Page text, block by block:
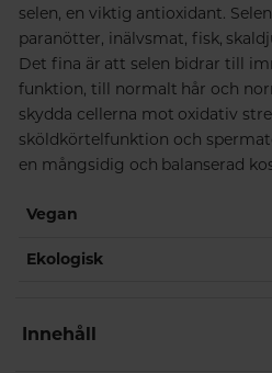
selen, en viktig antioxidant.
paranötter, inälvsmat, fisk,
Det fina är att selen bidrar till
funktion, till normalt hår och
skydda cellerna mot oxidativ
sköldkörtelfunktion och
en mångsidig och balanserad
Vegan
Ekologisk
Innehåll